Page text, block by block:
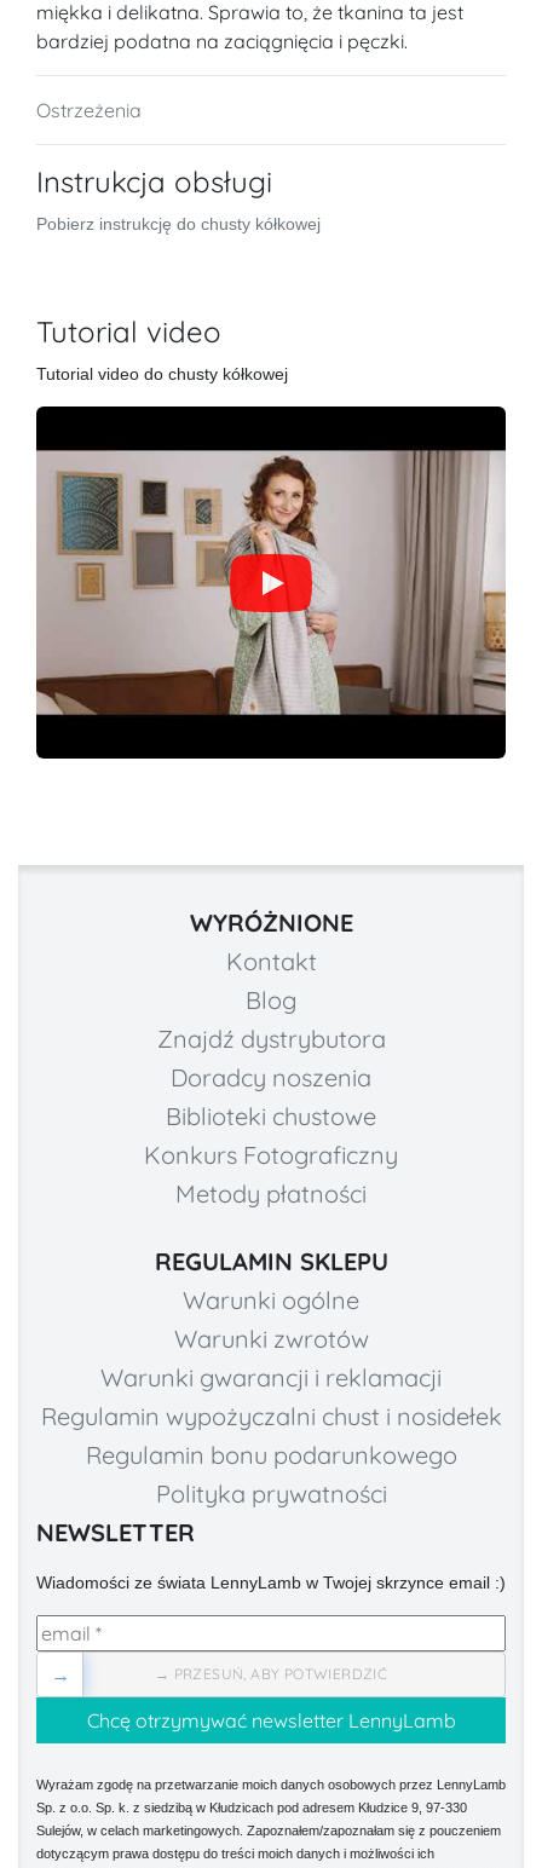
miękka i delikatna. Sprawia to, że tkanina ta jest
bardziej podatna na zaciągnięcia i pęczki.
Ostrzeżenia
Instrukcja obsługi
Pobierz instrukcję do chusty kółkowej
Tutorial video
Tutorial video do chusty kółkowej
WYRÓŻNIONE
Kontakt
Blog
Znajdź dystrybutora
Doradcy noszenia
Biblioteki chustowe
Konkurs Fotograficzny
Metody płatności
REGULAMIN SKLEPU
Warunki ogólne
Warunki zwrotów
Warunki gwarancji i reklamacji
Regulamin wypożyczalni chust i nosidełek
Regulamin bonu podarunkowego
Polityka prywatności
NEWSLETTER
Wiadomości ze świata LennyLamb w Twojej skrzynce email :)
→ PRZESUŃ, ABY POTWIERDZIĆ
→
Wyrażam zgodę na przetwarzanie moich danych osobowych przez LennyLamb
Sp. z o.o. Sp. k. z siedzibą w Kłudzicach pod adresem Kłudzice 9, 97-330
Sulejów, w celach marketingowych. Zapoznałem/zapoznałam się z pouczeniem
dotyczącym prawa dostępu do treści moich danych i możliwości ich